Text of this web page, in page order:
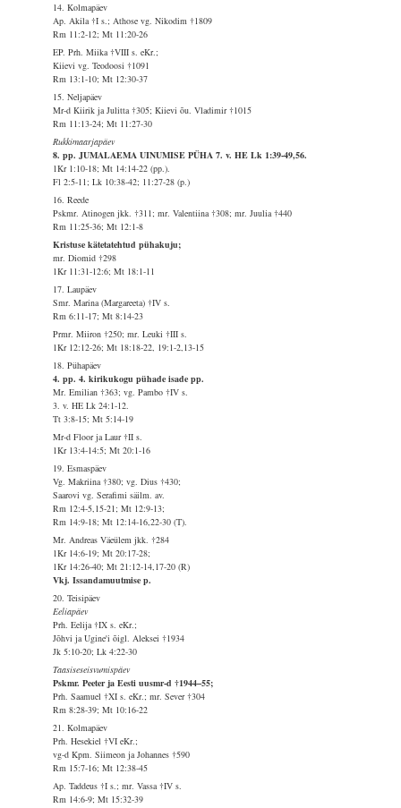
14. Kolmapäev
Ap. Akila †I s.; Athose vg. Nikodim †1809
Rm 11:2-12; Mt 11:20-26
EP. Prh. Miika †VIII s. eKr.;
Kiievi vg. Teodoosi †1091
Rm 13:1-10; Mt 12:30-37
15. Neljapäev
Mr-d Kiirik ja Julitta †305; Kiievi õu. Vladimir †1015
Rm 11:13-24; Mt 11:27-30
Rukkimaarjapäev
8. pp. JUMALAEMA UINUMISE PÜHA 7. v. HE Lk 1:39-49,56.
1Kr 1:10-18; Mt 14:14-22 (pp.).
Fl 2:5-11; Lk 10:38-42; 11:27-28 (p.)
16. Reede
Pskmr. Atinogen jkk. †311; mr. Valentiina †308; mr. Juulia †440
Rm 11:25-36; Mt 12:1-8
Kristuse kätetatehtud pühakuju;
mr. Diomid †298
1Kr 11:31-12:6; Mt 18:1-11
17. Laupäev
Smr. Marina (Margareeta) †IV s.
Rm 6:11-17; Mt 8:14-23
Prmr. Miiron †250; mr. Leuki †III s.
1Kr 12:12-26; Mt 18:18-22, 19:1-2,13-15
18. Pühapäev
4. pp. 4. kirikukogu pühade isade pp.
Mr. Emilian †363; vg. Pambo †IV s.
3. v. HE Lk 24:1-12.
Tt 3:8-15; Mt 5:14-19
Mr-d Floor ja Laur †II s.
1Kr 13:4-14:5; Mt 20:1-16
19. Esmaspäev
Vg. Makriina †380; vg. Dius †430;
Saarovi vg. Serafimi säilm. av.
Rm 12:4-5,15-21; Mt 12:9-13;
Rm 14:9-18; Mt 12:14-16,22-30 (T).
Mr. Andreas Väeülem jkk. †284
1Kr 14:6-19; Mt 20:17-28;
1Kr 14:26-40; Mt 21:12-14,17-20 (R)
Vkj. Issandamuutmise p.
20. Teisipäev
Eeliapäev
Prh. Eelija †IX s. eKr.;
Jõhvi ja Ugine'i õigl. Aleksei †1934
Jk 5:10-20; Lk 4:22-30
Taasiseseisvumispäev
Pskmr. Peeter ja Eesti uusmr-d †1944–55;
Prh. Saamuel †XI s. eKr.; mr. Sever †304
Rm 8:28-39; Mt 10:16-22
21. Kolmapäev
Prh. Hesekiel †VI eKr.;
vg-d Kpm. Siimeon ja Johannes †590
Rm 15:7-16; Mt 12:38-45
Ap. Taddeus †I s.; mr. Vassa †IV s.
Rm 14:6-9; Mt 15:32-39